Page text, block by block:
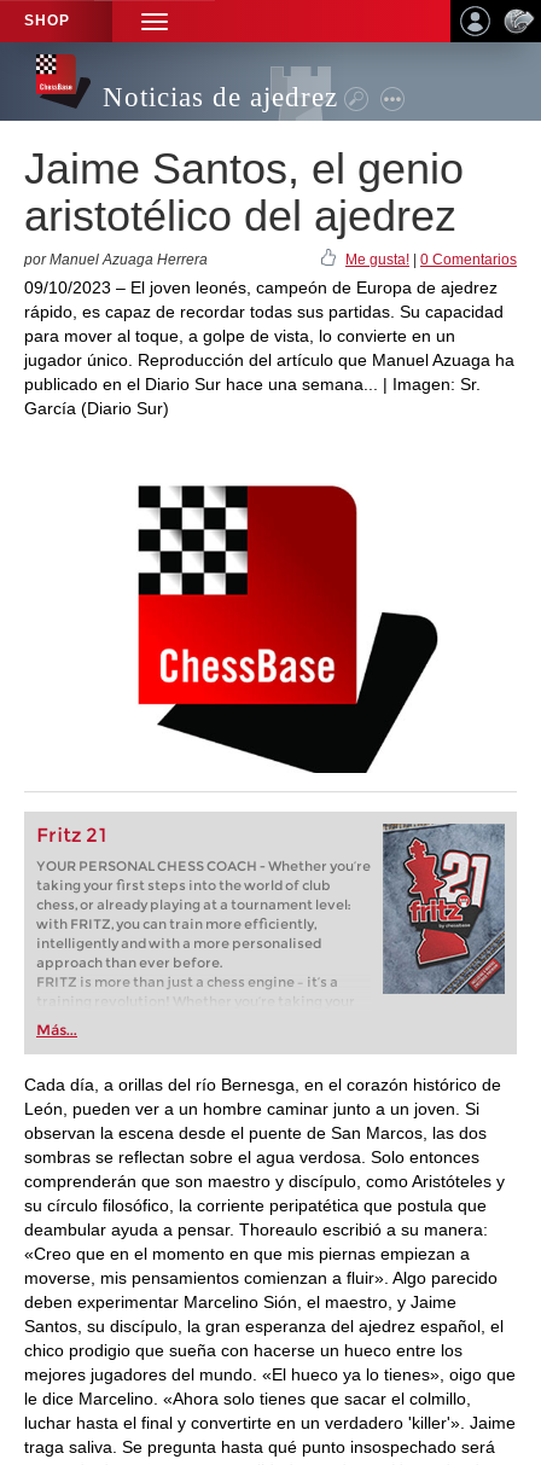
SHOP
TOGGLE
NAVIGATION
Noticias de ajedrez
Jaime Santos, el genio
aristotélico del ajedrez
por Manuel Azuaga Herrera Me gusta! 0 Comentarios
09/10/2023 – El joven leonés, campeón de Europa de ajedrez
rápido, es capaz de recordar todas sus partidas. Su capacidad
para mover al toque, a golpe de vista, lo convierte en un
jugador único. Reproducción del artículo que Manuel Azuaga ha
publicado en el Diario Sur hace una semana... | Imagen: Sr.
García (Diario Sur)
Fritz 21
YOUR PERSONAL CHESS COACH - Whether you’re
taking your first steps into the world of club
chess, or already playing at a tournament level:
with FRITZ, you can train more efficiently,
intelligently and with a more personalised
approach than ever before.
FRITZ is more than just a chess engine – it’s a
training revolution! Whether you’re taking your
first steps into the world of club chess, or already
playing at a tournament level: with FRITZ, you can
train more efficiently, intelligently and with a
more personalised approach than ever before.
Más...
Cada día, a orillas del río Bernesga, en el corazón histórico de
León, pueden ver a un hombre caminar junto a un joven. Si
observan la escena desde el puente de San Marcos, las dos
sombras se reflectan sobre el agua verdosa. Solo entonces
comprenderán que son maestro y discípulo, como Aristóteles y
su círculo filosófico, la corriente peripatética que postula que
deambular ayuda a pensar. Thoreaulo escribió a su manera:
«Creo que en el momento en que mis piernas empiezan a
moverse, mis pensamientos comienzan a fluir». Algo parecido
deben experimentar Marcelino Sión, el maestro, y Jaime
Santos, su discípulo, la gran esperanza del ajedrez español, el
chico prodigio que sueña con hacerse un hueco entre los
mejores jugadores del mundo. «El hueco ya lo tienes», oigo que
le dice Marcelino. «Ahora solo tienes que sacar el colmillo,
luchar hasta el final y convertirte en un verdadero 'killer'». Jaime
traga saliva. Se pregunta hasta qué punto insospechado será